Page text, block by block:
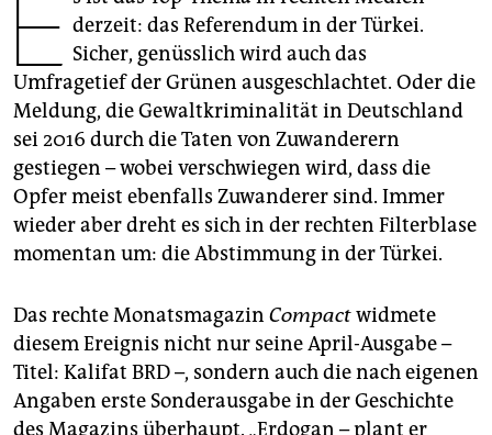
genossenschaft
epaper login
E derzeit: das Referendum in der Türkei.
Sicher, genüsslich wird auch das
Umfragetief der Grünen ausgeschlachtet. Oder die
Meldung, die Gewaltkriminalität in Deutschland
sei 2016 durch die Taten von Zuwanderern
gestiegen – wobei verschwiegen wird, dass die
Opfer meist ebenfalls Zuwanderer sind. Immer
wieder aber dreht es sich in der rechten Filterblase
momentan um: die Abstimmung in der Türkei.
Das rechte Monatsmagazin Compactwidmete
diesem Ereignis nicht nur seine April-Ausgabe –
Titel: Kalifat BRD –, sondern auch die nach eigenen
Angaben erste Sonderausgabe in der Geschichte
des Magazins überhaupt. „Erdogan – plant er